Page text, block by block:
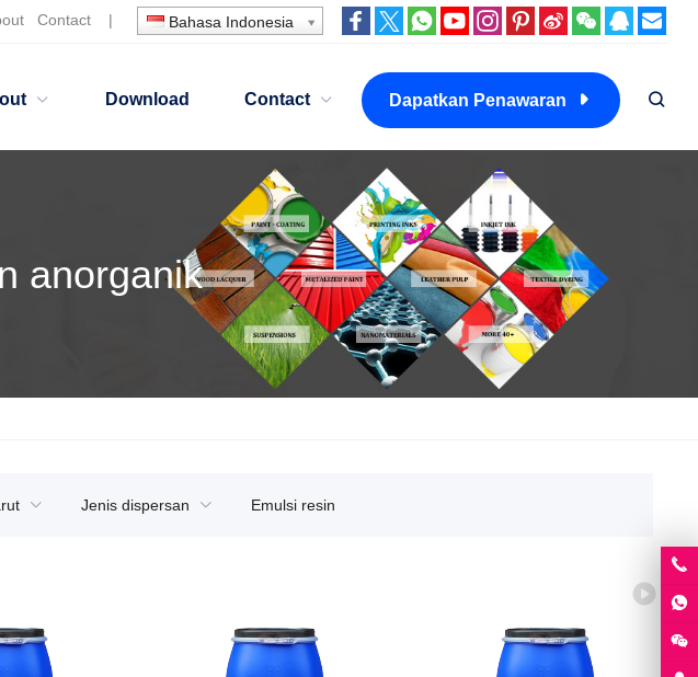
Contact | Bahasa Indonesia
Download Contact Dapatkan Penawaran
anorganik
Jenis dispersan Emulsi resin